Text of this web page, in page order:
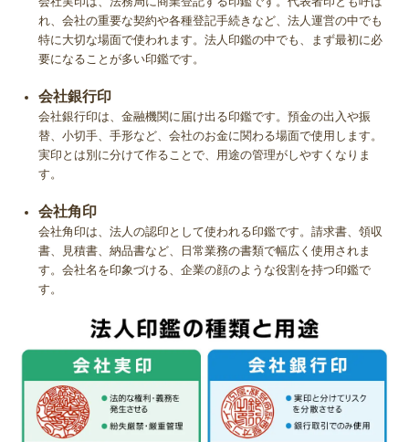
チタンは融点が1668℃と高いため、耐熱性にも非常に優れていま
す。火災における炎の温度はチタンの融点を超えることはないため、
印鑑が溶けたり変形したりすることはありません。 一生物の印鑑と
チタンは強度という意味でもかなり丈夫です。ふとした瞬間に印鑑の
側面に細かな傷がついてしまうことはありますが、 落としたりぶつ
けたりしたくらいであれば印影が歪んでしまうような大きな傷になる
ことはありません。 変形が起こりにくく傷もつきにくいとあれば、
◆ チタンはお手入れも簡単
朱肉汚れはもちろん炎の煤や泥汚れが印鑑についてしまったとして
も、指や歯ブラシで水洗いすれば簡単に汚れを落とすことができま
れは柘や水牛などの印鑑は水で洗うと乾燥する際にひび割れてしまう
からです。 チタンの印鑑であればその心配もないため、印鑑として
長く使う上では大きなメリットです。 さらにチタンは海水でも錆び
ることがなく、水害にあった場合でも紛失さえしなければずっと使い
続けることができます。
れ、会社の重要な契約や各種登記手続きなど、法人運営の中でも
特に大切な場面で使われます。法人印鑑の中でも、まず最初に必
要になることが多い印鑑です。
会社銀行印
会社銀行印は、金融機関に届け出る印鑑です。預金の出入や振
替、小切手、手形など、会社のお金に関わる場面で使用します。
実印とは別に分けて作ることで、用途の管理がしやすくなりま
す。
会社角印
会社角印は、法人の認印として使われる印鑑です。請求書、領収
書、見積書、納品書など、日常業務の書類で幅広く使用されま
す。会社名を印象づける、企業の顔のような役割を持つ印鑑で
す。